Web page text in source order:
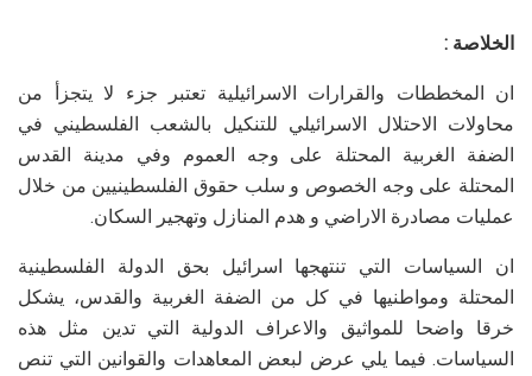
الخلاصة :
ان المخططات والقرارات الاسرائيلية تعتبر جزء لا يتجزأ من
محاولات الاحتلال الاسرائيلي للتنكيل بالشعب الفلسطيني في
الضفة الغربية المحتلة على وجه العموم وفي مدينة القدس
المحتلة على وجه الخصوص و سلب حقوق الفلسطينيين من خلال
عمليات مصادرة الاراضي و هدم المنازل وتهجير السكان.
ان السياسات التي تنتهجها اسرائيل بحق الدولة الفلسطينية
المحتلة ومواطنيها في كل من الضفة الغربية والقدس، يشكل
خرقا واضحا للمواثيق والاعراف الدولية التي تدين مثل هذه
السياسات. فيما يلي عرض لبعض المعاهدات والقوانين التي تنص